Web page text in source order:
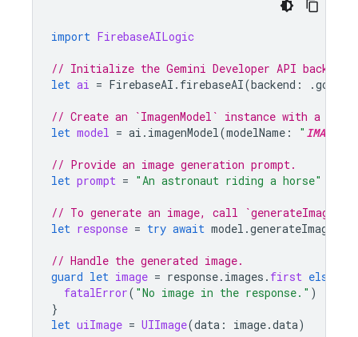
import FirebaseAILogic
// Initialize the Gemini Developer API backend
let ai = FirebaseAI . firebaseAI(backend : .
// Create an `ImagenModel` instance with a
let model = ai . imagenModel(modelName : "
// Provide an image generation prompt.
let prompt = "An astronaut riding a horse"
// To generate an image, call
let response = try await model .generateImages
// Handle the generated image.
guard let image = response. images . first else
fatalError( "No image in the response." )
}
let uiImage = UIImage(data : image.data)